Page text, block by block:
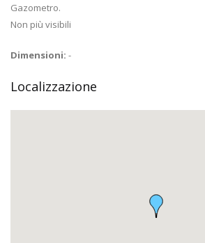
Gazometro.
Non più visibili
Dimensioni: -
Localizzazione